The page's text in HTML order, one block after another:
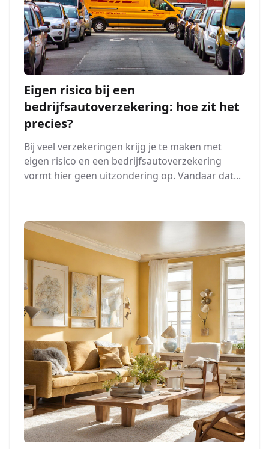
Eigen risico bij een
bedrijfsautoverzekering: hoe zit het
precies?
Bij veel verzekeringen krijg je te maken met
eigen risico en een bedrijfsautoverzekering
vormt hier geen uitzondering op. Vandaar dat...